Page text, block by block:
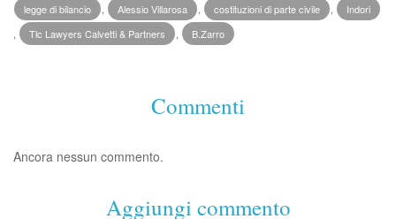
legge di bilancio
Alessio Villarosa costituzioni di parte civile
Indori
Tlc Lawyers Calvetti & Partners B.Zarro
Commenti
Ancora nessun commento.
Aggiungi commento